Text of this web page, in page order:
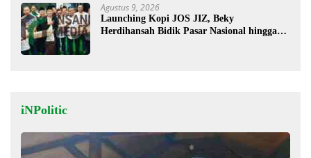
Agustus 9, 2026
Launching Kopi JOS JIZ, Beky
Herdihansah Bidik Pasar Nasional hingga
iNPolitic